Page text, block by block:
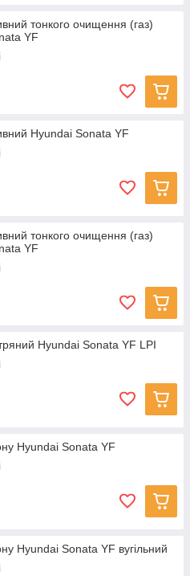
тонкого очищення (газ)
YF
Hyundai Sonata YF
тонкого очищення (газ)
YF
Hyundai Sonata YF LPI
Hyundai Sonata YF
Hyundai Sonata YF вугільний